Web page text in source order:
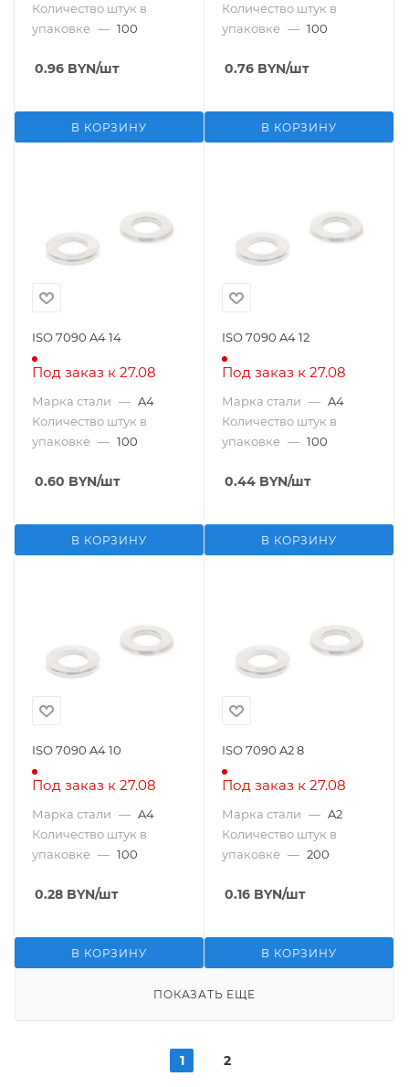
Количество штук в
упаковке — 100
0.96 BYN/шт
В КОРЗИНУ
Количество штук в
упаковке — 100
0.76 BYN/шт
В КОРЗИНУ
ISO 7090 A4 14
Под заказ к 27.08
Марка стали — A4
Количество штук в
упаковке — 100
0.60 BYN/шт
В КОРЗИНУ
ISO 7090 A4 12
Под заказ к 27.08
Марка стали — A4
Количество штук в
упаковке — 100
0.44 BYN/шт
В КОРЗИНУ
ISO 7090 A4 10
Под заказ к 27.08
Марка стали — A4
Количество штук в
упаковке — 100
0.28 BYN/шт
В КОРЗИНУ
ISO 7090 A2 8
Под заказ к 27.08
Марка стали — A2
Количество штук в
упаковке — 200
0.16 BYN/шт
В КОРЗИНУ
ПОКАЗАТЬ ЕЩЕ
1 2